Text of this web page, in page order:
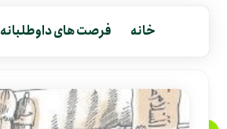
خانه فرصت های داوطلبانه